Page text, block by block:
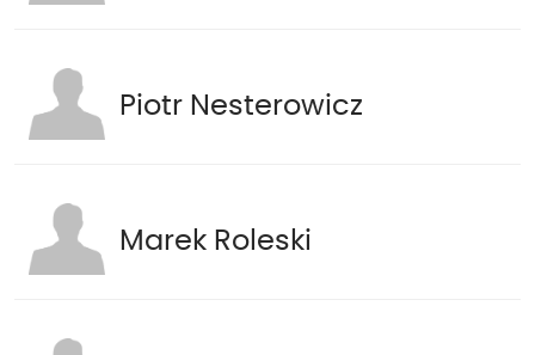
Piotr Nesterowicz
Marek Roleski